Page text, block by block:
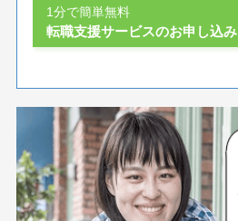
1分で簡単無料
転職支援サービスのお申し込み